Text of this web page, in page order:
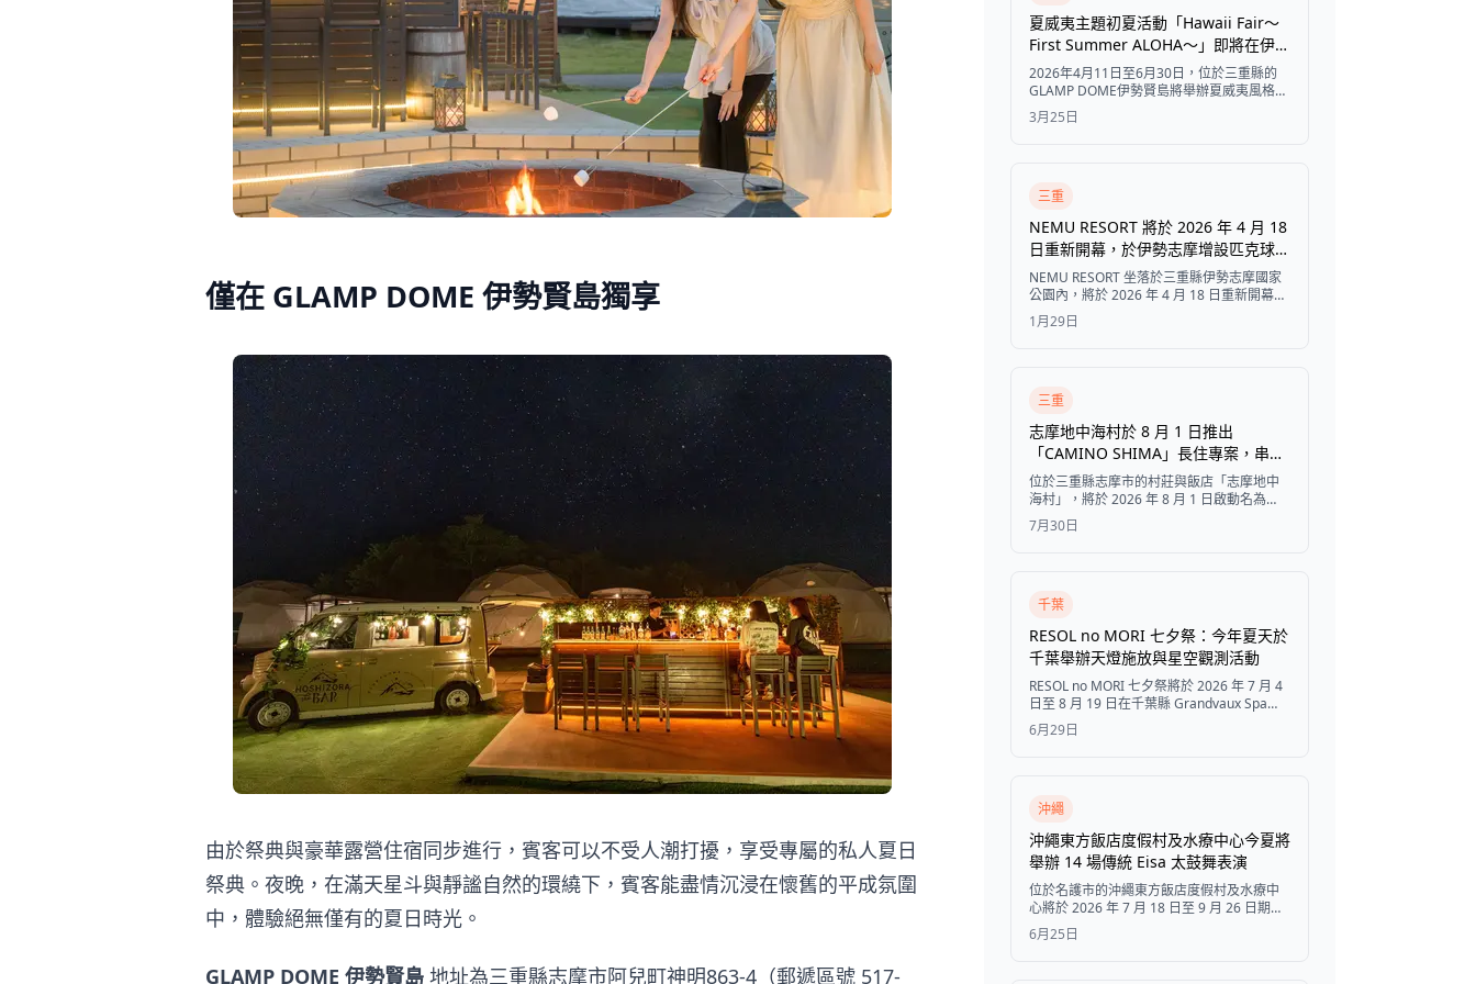
僅在 GLAMP DOME 伊勢賢島獨享
由於祭典與豪華露營住宿同步進行，賓客可以不受人潮打擾，享受專屬的私人夏日
祭典。夜晚，在滿天星斗與靜謐自然的環繞下，賓客能盡情沉浸在懷舊的平成氛圍
中，體驗絕無僅有的夏日時光。
GLAMP DOME 伊勢賢島 地址為三重縣志摩市阿兒町神明863-4（郵遞區號 517-
夏威夷主題初夏活動「Hawaii Fair～
First Summer ALOHA～」即將在伊勢
志摩登場
2026年4月11日至6月30日，位於三重縣的
GLAMP DOME伊勢賢島將舉辦夏威夷風格的
度假體驗活動，提供巴西莓果碗、熱帶飲品
吧和夏威夷風格的租借飾品。
3月25日
三重
NEMU RESORT 將於 2026 年 4 月 18
日重新開幕，於伊勢志摩增設匹克球場
及強化家庭友善設施
NEMU RESORT 坐落於三重縣伊勢志摩國家
公園內，將於 2026 年 4 月 18 日重新開幕，
屆時將推出全新別墅、匹克球場、擴充家庭
設施，以及以自然、活動和學習為中心的強
1月29日
三重
志摩地中海村於 8 月 1 日推出
「CAMINO SHIMA」長住專案，串聯
第 63 屆神宮式年遷宮
位於三重縣志摩市的村莊與飯店「志摩地中
海村」，將於 2026 年 8 月 1 日啟動名為
「CAMINO SHIMA」的長住專案。透過結合
伊勢參拜與西班牙聖雅各朝聖之路的五大體
7月30日
千葉
RESOL no MORI 七夕祭：今年夏天於
千葉舉辦天燈施放與星空觀測活動
RESOL no MORI 七夕祭將於 2026 年 7 月 4
日至 8 月 19 日在千葉縣 Grandvaux Spa
Village 舉行，現場不僅有傳統竹飾，還提供
限定夏日甜點與雞尾酒，並於 8 月 19 日舉辦
6月29日
沖繩
沖繩東方飯店度假村及水療中心今夏將
舉辦 14 場傳統 Eisa 太鼓舞表演
位於名護市的沖繩東方飯店度假村及水療中
心將於 2026 年 7 月 18 日至 9 月 26 日期間
的每個週六及假日，舉辦「Eisa 之夜」，由
當地不同的青年會帶來共 14 場沖繩傳統 Eisa
6月25日